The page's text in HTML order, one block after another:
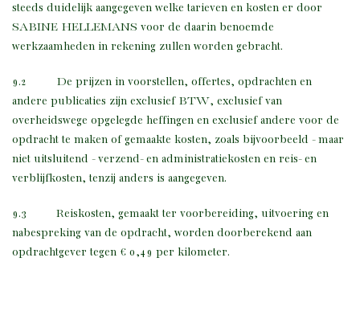
steeds duidelijk aangegeven welke tarieven en kosten er door
SABINE HELLEMANS voor de daarin benoemde
werkzaamheden in rekening zullen worden gebracht.
9.2 De prijzen in voorstellen, offertes, opdrachten en
andere publicaties zijn exclusief BTW, exclusief van
overheidswege opgelegde heffingen en exclusief andere voor de
opdracht te maken of gemaakte kosten, zoals bijvoorbeeld - maar
niet uitsluitend - verzend- en administratiekosten en reis- en
verblijfkosten, tenzij anders is aangegeven.
9.3 Reiskosten, gemaakt ter voorbereiding, uitvoering en
nabespreking van de opdracht, worden doorberekend aan
opdrachtgever tegen € 0,49 per kilometer.